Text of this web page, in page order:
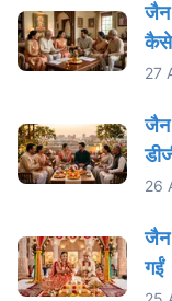
जैन
कैसे
27
जैन
26
जैन
गईं